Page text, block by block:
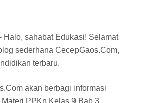
Halo, sahabat Edukasi! Selamat
sederhana CecepGaos.Com,
terbaru.
akan berbagi informasi
PPKn Kelas 9 Bab 3